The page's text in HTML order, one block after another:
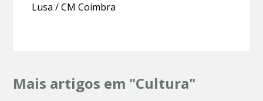
Lusa / CM Coimbra
Mais artigos em "Cultura"